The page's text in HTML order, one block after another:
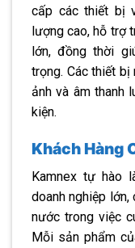
cấp các thiết bị
lượng cao, hỗ trợ
lớn, đồng thời
trọng. Các thiết
ảnh và âm thanh
kiện.
Khách Hàng
Kamnex tự hào
doanh nghiệp
nước trong việc
Mỗi sản phẩm